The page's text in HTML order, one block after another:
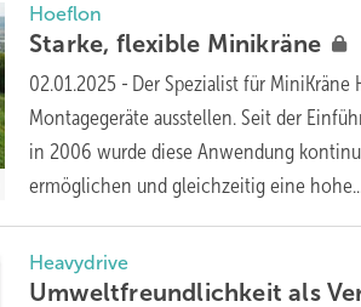
Hoeflon
Starke, flexible Minikräne
02.01.2025 - Der Spezialist für
Montagegeräte ausstellen. Seit der
in 2006 wurde diese Anwendung
ermöglichen und gleichzeitig eine
Heavydrive
Umweltfreundlichkeit als